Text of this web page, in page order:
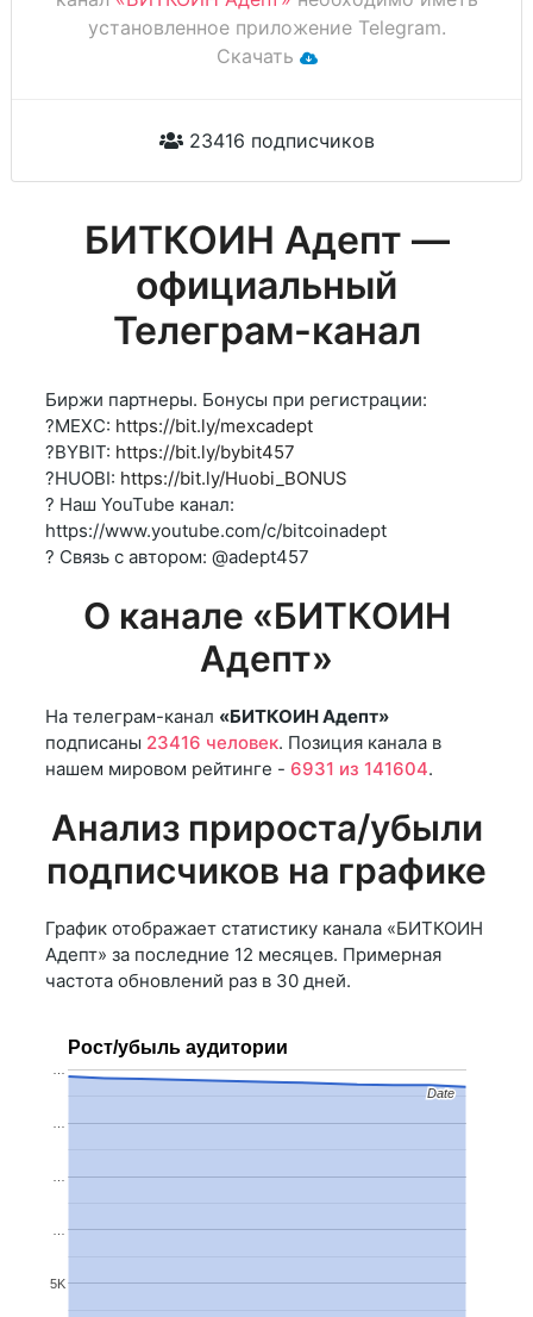
установленное приложение Telegram.
Скачать
23416 подписчиков
БИТКОИН Адепт —
официальный
Телеграм-канал
Биржи партнеры. Бонусы при регистрации:
?MEXC: https://bit.ly/mexcadept
?BYBIT: https://bit.ly/bybit457
?HUOBI: https://bit.ly/Huobi_BONUS
? Наш YouTube канал:
https://www.youtube.com/c/bitcoinadept
? Связь с автором: @adept457
О канале «БИТКОИН
Адепт»
На телеграм-канал «БИТКОИН Адепт»
подписаны 23416 человек. Позиция канала в
нашем мировом рейтинге - 6931 из 141604.
Анализ прироста/убыли
подписчиков на графике
График отображает статистику канала «БИТКОИН
Адепт» за последние 12 месяцев. Примерная
частота обновлений раз в 30 дней.
Рост/убыль аудитории
5K
…
…
Date
Date